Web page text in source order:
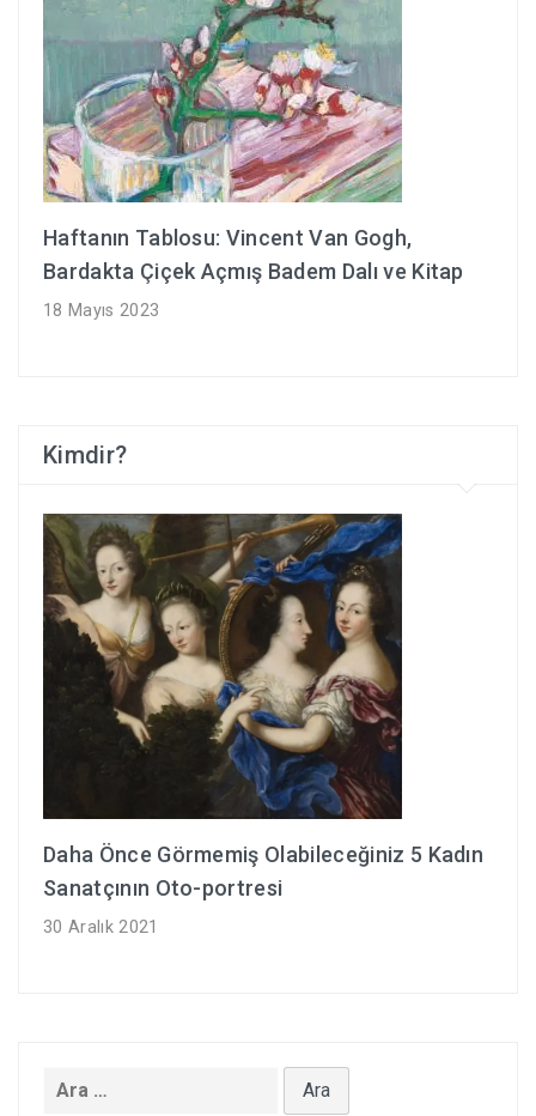
Haftanın Tablosu: Vincent Van Gogh,
Bardakta Çiçek Açmış Badem Dalı ve Kitap
18 Mayıs 2023
Kimdir?
Daha Önce Görmemiş Olabileceğiniz 5 Kadın
Sanatçının Oto-portresi
30 Aralık 2021
Arama: